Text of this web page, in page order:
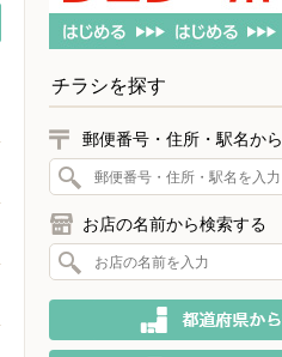
チラシを探す
郵便番号・住所・駅名か
お店の名前から検索する